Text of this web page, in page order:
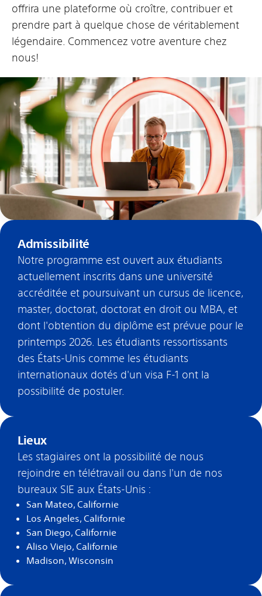
offrira une plateforme où croître, contribuer et
prendre part à quelque chose de véritablement
légendaire. Commencez votre aventure chez
nous!
Admissibilité
Notre programme est ouvert aux étudiants
actuellement inscrits dans une université
accréditée et poursuivant un cursus de licence,
master, doctorat, doctorat en droit ou MBA, et
dont l'obtention du diplôme est prévue pour le
printemps 2026. Les étudiants ressortissants
des États-Unis comme les étudiants
internationaux dotés d'un visa F-1 ont la
possibilité de postuler.
Lieux
Les stagiaires ont la possibilité de nous
rejoindre en télétravail ou dans l'un de nos
bureaux SIE aux États-Unis :
San Mateo, Californie
Los Angeles, Californie
San Diego, Californie
Aliso Viejo, Californie
Madison, Wisconsin